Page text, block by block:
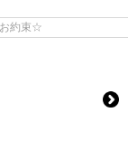
約束☆